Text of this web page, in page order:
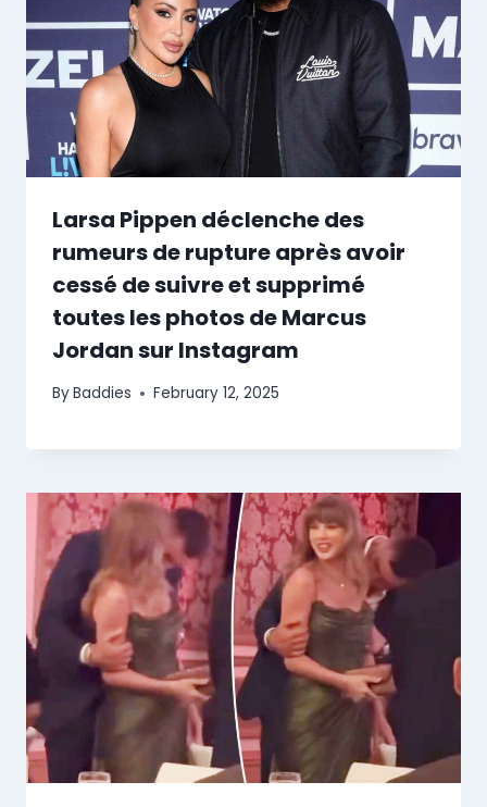
Larsa Pippen déclenche des
rumeurs de rupture après avoir
cessé de suivre et supprimé
toutes les photos de Marcus
Jordan sur Instagram
ByBaddies February 12, 2025